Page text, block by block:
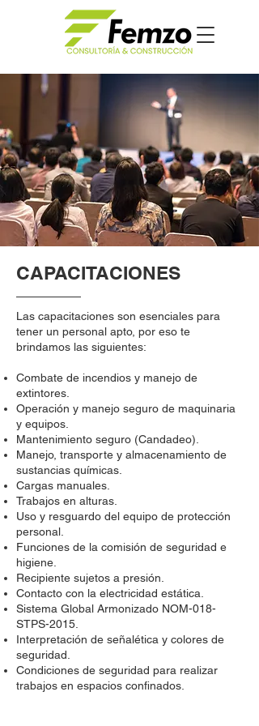
CAPACITACIONES
Las capacitaciones son esenciales para
tener un personal apto, por eso te
brindamos las siguientes:​
Combate de incendios y manejo de
extintores.
Operación y manejo seguro de maquinaria
y equipos.
Mantenimiento seguro (Candadeo).
Manejo, transporte y almacenamiento de
sustancias químicas.
Cargas manuales.
Trabajos en alturas.
Uso y resguardo del equipo de protección
personal.
Funciones de la comisión de seguridad e
higiene.
Recipiente sujetos a presión.
Contacto con la electricidad estática.
Sistema Global Armonizado NOM-018-
STPS-2015.
Interpretación de señalética y colores de
seguridad.
Condiciones de seguridad para realizar
trabajos en espacios confinados.